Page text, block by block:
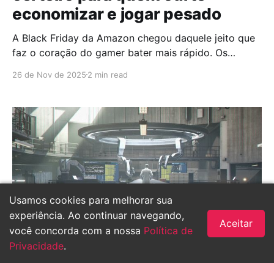
Usamos cookies para melhorar sua
experiência. Ao continuar navegando,
você concorda com a nossa Política de
Privacidade.
Aceitar
economizar e jogar pesado
A Black Friday da Amazon chegou daquele jeito que
faz o coração do gamer bater mais rápido. Os
saindo a partir de R$55, é aquela hora em que o feed
querendo conferir tudo.
26 de Nov de 2025 2 min read